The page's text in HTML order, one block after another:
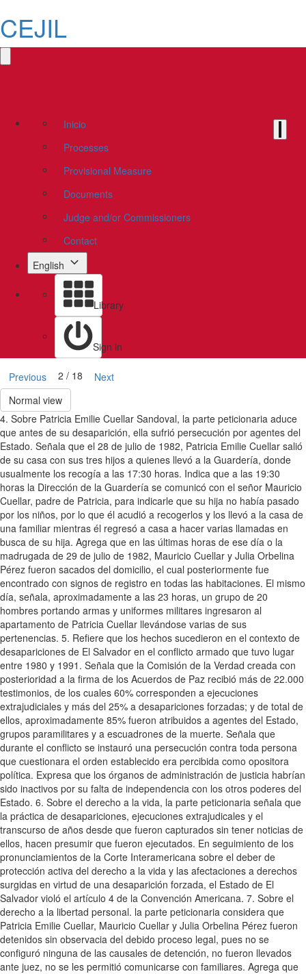
CEJIL
Inicio
Processes
Provisional Measure
Documents
Judge and/or Commissioners
Contact
English
Library
Sign in
Previous 2 / 18
Next
Normal view
4. Sobre Patricia Emilie Cuellar Sandoval, la parte peticionaria aduce
que antes de su desaparición, ella sufrió persecución por agentes del
Estado. Señala que el 28 de julio de 1982, Patricia Emilie Cuellar salió
de su casa con sus tres hijos a quienes llevó a la Guardería, donde
usualmente los recogía a las 17:30 horas. Indica que a las 19:30
horas la Dirección de la Guardería se comunicó con el señor Mauricio
Cuellar, padre de Patricia, para indicarle que su hija no había pasado
por los niños, por lo que él acudió a recogerlos y los llevó a la casa de
una familiar mientras él regresó a casa a hacer varias llamadas en
busca de su hija. Agrega que en las últimas horas de ese día o la
madrugada de 29 de julio de 1982, Mauricio Cuellar y Julia Orbelina
Pérez fueron sacados del domicilio, el cual posteriormente fue
encontrado con signos de registro en todas las habitaciones. El mismo
día, señala, aproximadamente a las 23 horas, un grupo de 20
hombres portando armas y uniformes militares ingresaron al
apartamento de Patricia Cuellar llevándose varias de sus
pertenencias. 5. Refiere que los hechos sucedieron en el contexto de
desapariciones de El Salvador en el conflicto armado que tuvo lugar
entre 1980 y 1991. Señala que la Comisión de la Verdad creada con
posterioridad a la firma de los Acuerdos de Paz recibió más de 22.000
testimonios, de los cuales 60% corresponden a ejecuciones
extrajudiciales y más del 25% a desapariciones forzadas; y de total de
ellos, aproximadamente 85% fueron atribuidos a agentes del Estado,
grupos paramilitares y a escuadrones de la muerte. Señala que
durante el conflicto se instauró una persecución contra toda persona
que cuestionara el orden establecido era percibida como opositora
política. Expresa que los órganos de administración de justicia habrían
sido inactivos por su falta de independencia con los otros poderes del
Estado. 6. Sobre el derecho a la vida, la parte peticionaria señala que
la práctica de desapariciones, ejecuciones extrajudicales y el
transcurso de años desde que fueron capturados sin tener noticias de
ellos, hacen presumir que fueron ejecutados. En seguimiento de los
pronunciamientos de la Corte Interamericana sobre el deber de
protección activa del derecho a la vida y las afectaciones a derechos
surgidas en virtud de una desaparición forzada, el Estado de El
Salvador violó el artículo 4 de la Convención Americana. 7. Sobre el
derecho a la libertad personal. la parte peticionaria considera que
Patricia Emilie Cuellar, Mauricio Cuellar y Julia Orbelina Pérez fueron
detenidos sin observacia del debido proceso legal, pues no se
configuró ninguna de las causales de detención, no fueron llevados
ante juez, no se les permitió comunicarse con familiares. Agrega que